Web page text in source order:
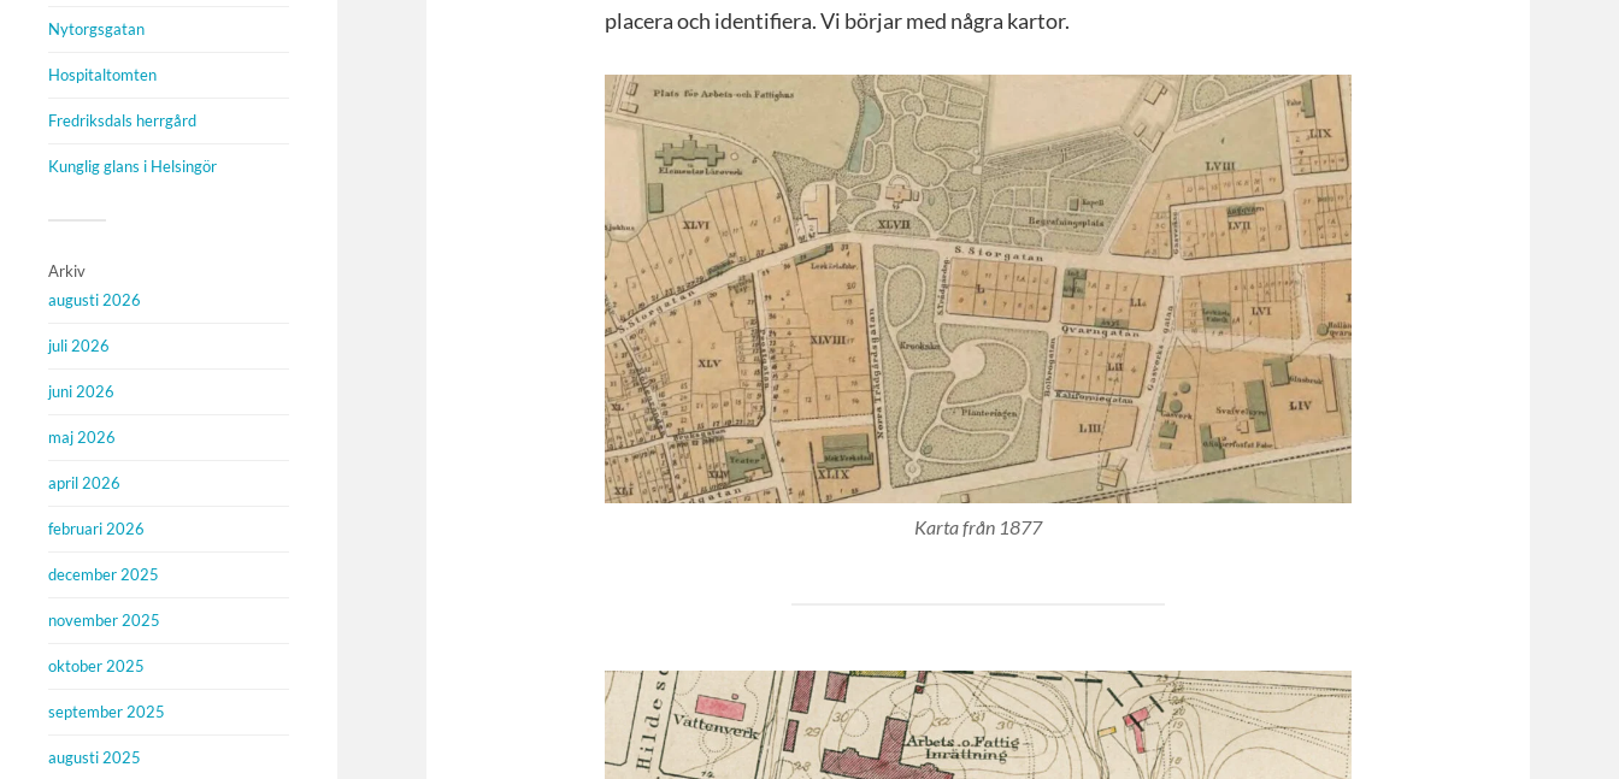
Nytorgsgatan
Hospitaltomten
Fredriksdals herrgård
Kunglig glans i Helsingör
Arkiv
augusti 2026
juli 2026
juni 2026
maj 2026
april 2026
februari 2026
december 2025
november 2025
oktober 2025
september 2025
augusti 2025
placera och identifiera. Vi börjar med några kartor.
Karta från 1877